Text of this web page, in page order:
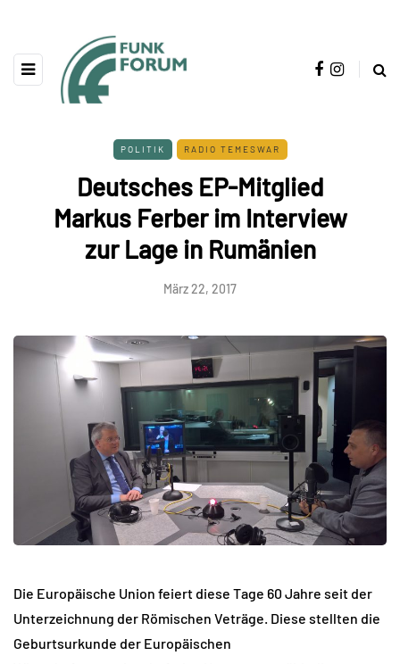
POLITIK RADIO TEMESWAR
Deutsches EP-Mitglied
Markus Ferber im Interview
zur Lage in Rumänien
März 22, 2017
Die Europäische Union feiert diese Tage 60 Jahre seit der
Unterzeichnung der Römischen Veträge. Diese stellten die
Geburtsurkunde der Europäischen